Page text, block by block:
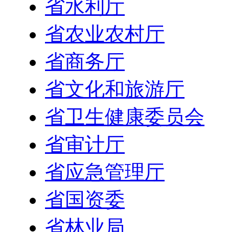
省水利厅
省农业农村厅
省商务厅
省文化和旅游厅
省卫生健康委员会
省审计厅
省应急管理厅
省国资委
省林业局